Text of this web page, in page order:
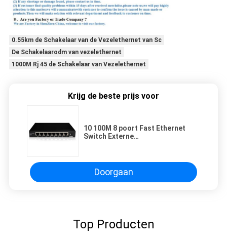
0.55km de Schakelaar van de Vezelethernet van Sc
De Schakelaarodm van vezelethernet
1000M Rj 45 de Schakelaar van Vezelethernet
Krijg de beste prijs voor
10 100M 8 poort Fast Ethernet
Switch Externe
Doorgaan
Top Producten